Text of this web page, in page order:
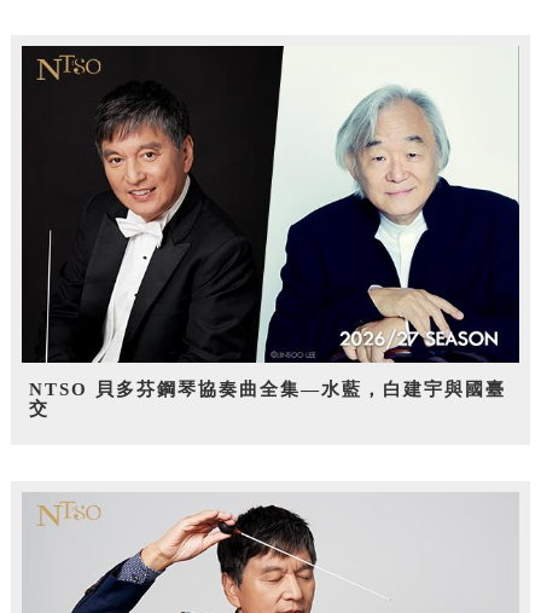
NTSO 貝多芬鋼琴協奏曲全集—水藍，白建宇與國臺
交